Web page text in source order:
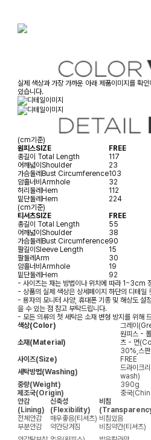
실제 색상과 가장 가까운 아래 제품이미지를 확
있습니다.
(cm기준)
원피스SIZE
FREE
총길이 Total Length
117
어깨넓이Shoulder
23
가슴둘레Bust Circumference103
암홀너비Armhole
32
허리둘레Hem
112
밑단둘레Hem
224
(cm기준)
티셔츠SIZE
FREE
총길이 Total Length
55
어깨넓이Shoulder
38
가슴둘레Bust Circumference90
팔길이Sleeve Length
15
팔둘레Arm
30
암홀너비Armhole
19
밑단둘레Hem
92
- 사이즈는 재는 방법이나 위치에 따라 1~3cm
- 상품의 실제 색상은 상세페이지 하단의 디테일
- 용자의 모니터 사양, 휴대폰 기종 및 해상도 설
을 수 있는 점 참고 부탁드립니다.
- 모든 의류의 첫 세탁은 소재 변형 방지를 위해
색상(Color)
그레이
소재(Material)
원피스 -
츠 - 면
30%,스
사이즈(Size)
FREE
세탁방법(Washing)
드라이크
wash)
중량(Weight)
390g
제조국(Origin)
중국
안감
(Lining)
신축성
(Flexibility)
비침
전체안감
매우좋음(티셔츠) 비침있음
부분안감
약간당겨짐 비침약간(티셔츠)